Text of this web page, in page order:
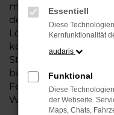
modernen Technik,
dem stilvollen Design
Lösung für jeden, der
komfortables
Stadtverkehr oder
bietet Ihnen
Features und eine
Wirtschaftlichkeit.
Essentiell
Diese
Kernfunktionalität
audaris
Funktional
Diese
der Webseite.
Maps, Chats,